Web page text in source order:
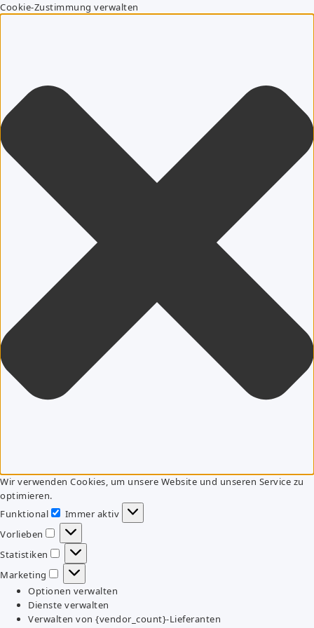
Cookie-Zustimmung verwalten
Wir verwenden Cookies, um unsere Website und unseren Service zu
optimieren.
Funktional
Funktional
Immer aktiv
Vorlieben
Vorlieben
Statistiken
Statistiken
Marketing
Marketing
Optionen verwalten
Dienste verwalten
Verwalten von {vendor_count}-Lieferanten